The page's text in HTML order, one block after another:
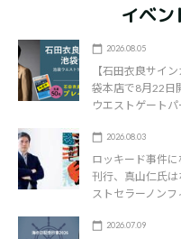
イベン
2026.08.05
【石田衣良サイ
袋本店で8月22日
ウエストゲートパ
2026.08.03
ロッキード事件
刊行、真山仁氏
ストセラーノン
2026.07.09